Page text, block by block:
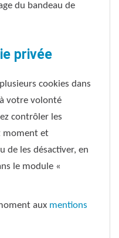
du bandeau de
privée
cookies dans
votre volonté
contrôler les
moment et
de les désactiver, en
le module «
aux mentions